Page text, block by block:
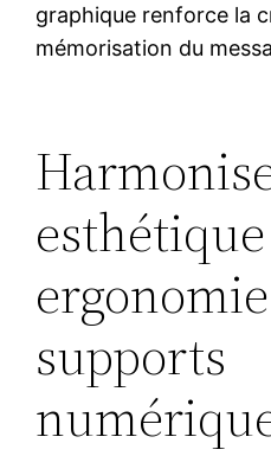
graphique renforce la
mémorisation du
supports